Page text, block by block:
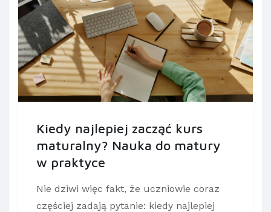
Kiedy najlepiej zacząć kurs
maturalny? Nauka do matury
w praktyce
Nie dziwi więc fakt, że uczniowie coraz
częściej zadają pytanie: kiedy najlepiej